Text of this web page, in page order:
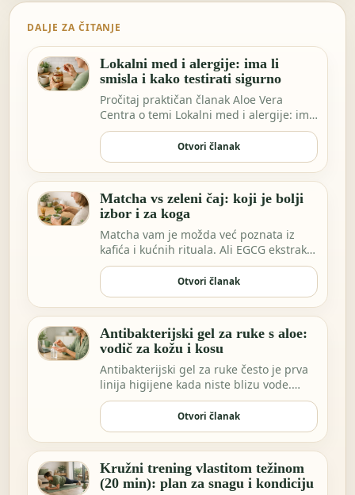
DALJE ZA ČITANJE
Lokalni med i alergije: ima li
smisla i kako testirati sigurno
Pročitaj praktičan članak Aloe Vera
Centra o temi Lokalni med i alergije: ima
li smisla…
Otvori članak
Matcha vs zeleni čaj: koji je bolji
izbor i za koga
Matcha vam je možda već poznata iz
kafića i kućnih rituala. Ali EGCG ekstrakt
sve češće…
Otvori članak
Antibakterijski gel za ruke s aloe:
vodič za kožu i kosu
Antibakterijski gel za ruke često je prva
linija higijene kada niste blizu vode.
Možda …
Otvori članak
Kružni trening vlastitom težinom
(20 min): plan za snagu i kondiciju